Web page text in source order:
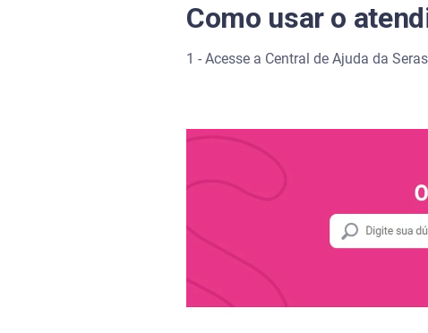
Como usar o
1 - Acesse a Central de Ajuda da